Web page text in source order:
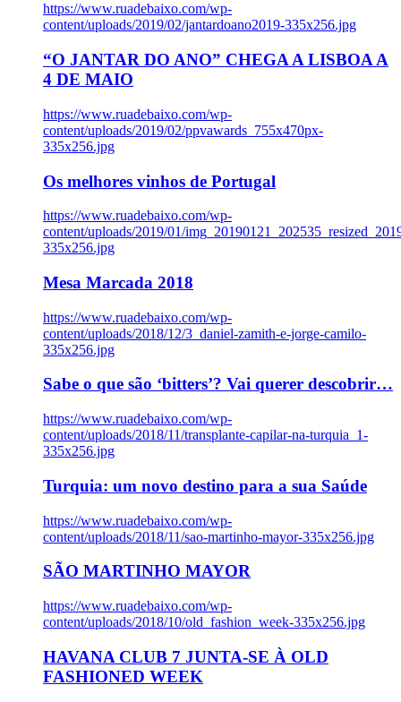
https://www.ruadebaixo.com/wp-
content/uploads/2019/02/jantardoano2019-335x256.jpg
“O JANTAR DO ANO” CHEGA A LISBOA A
4 DE MAIO
https://www.ruadebaixo.com/wp-
content/uploads/2019/02/ppvawards_755x470px-
335x256.jpg
Os melhores vinhos de Portugal
https://www.ruadebaixo.com/wp-
content/uploads/2019/01/
335x256.jpg
Mesa Marcada 2018
https://www.ruadebaixo.com/wp-
content/uploads/2018/12/3_daniel-zamith-e-jorge-camilo-
335x256.jpg
Sabe o que são ‘bitters’? Vai querer descobrir…
https://www.ruadebaixo.com/wp-
content/uploads/2018/11/transplante-capilar-na-turquia_1-
335x256.jpg
Turquia: um novo destino para a sua Saúde
https://www.ruadebaixo.com/wp-
content/uploads/2018/11/sao-martinho-mayor-335x256.jpg
SÃO MARTINHO MAYOR
https://www.ruadebaixo.com/wp-
content/uploads/2018/10/old_fashion_week-335x256.jpg
HAVANA CLUB 7 JUNTA-SE À OLD
FASHIONED WEEK